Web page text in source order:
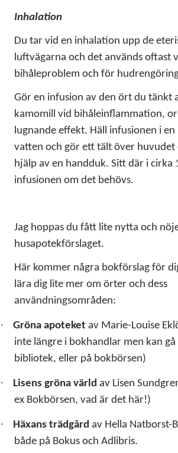
Inhalation
Du tar vid en inhalation upp de
luftvägarna och det används oftast
bihåleproblem och för
Gör en infusion av den ört du tänkt
kamomill vid bihåleinflammation,
lugnande effekt. Häll infusionen i
vatten och gör ett tält över huvudet
hjälp av en handduk. Sitt där i cirka
infusionen om det behövs.
Jag hoppas du fått lite nytta och
husapotekförslaget.
Här kommer några bokförslag för
lära dig lite mer om örter och dess
användningsområden:
· Gröna apoteket av Marie-Louise
inte längre i bokhandlar men kan
bibliotek, eller på bokbörsen)
· Lisens gröna värld av Lisen
ex Bokbörsen, vad är det här!)
· Häxans trädgård av Hella Natborst-
både på Bokus och Adlibris.